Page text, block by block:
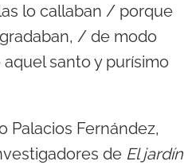
lo callaban / porque
/ de modo
santo y purísimo
Palacios Fernández,
de El jardín